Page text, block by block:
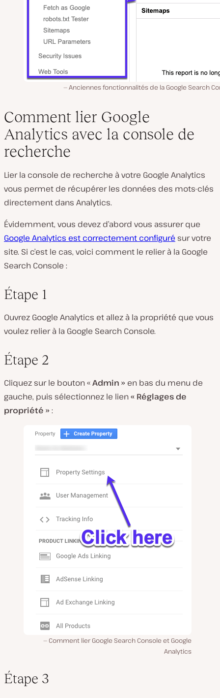
Anciennes fonctionnalités de la Google Search
Comment lier Google
Analytics avec la console de
recherche
Lier la console de recherche à votre Google Analytics
vous permet de récupérer les données des mots-clés
directement dans Analytics.
Évidemment, vous devez d’abord vous assurer que
Google Analytics est correctement configuré sur votre
site. Si c’est le cas, voici comment le relier à la Google
Search Console :
Étape 1
Ouvrez Google Analytics et allez à la propriété que vous
voulez relier à la Google Search Console.
Étape 2
Cliquez sur le bouton «Admin » en bas du menu de
gauche, puis sélectionnez le lien« Réglages de
propriété »:
Comment lier Google Search Console et Google
Analytics
Étape 3